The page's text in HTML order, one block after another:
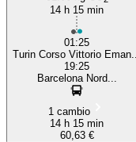
14 h 15 min
01:25
Turin Corso Vittorio Eman...
19:25
Barcelona Nord...
1 cambio
14 h 15 min
60,63 €